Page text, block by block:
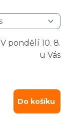
V pondělí 10. 8.
u Vás
Do košíku